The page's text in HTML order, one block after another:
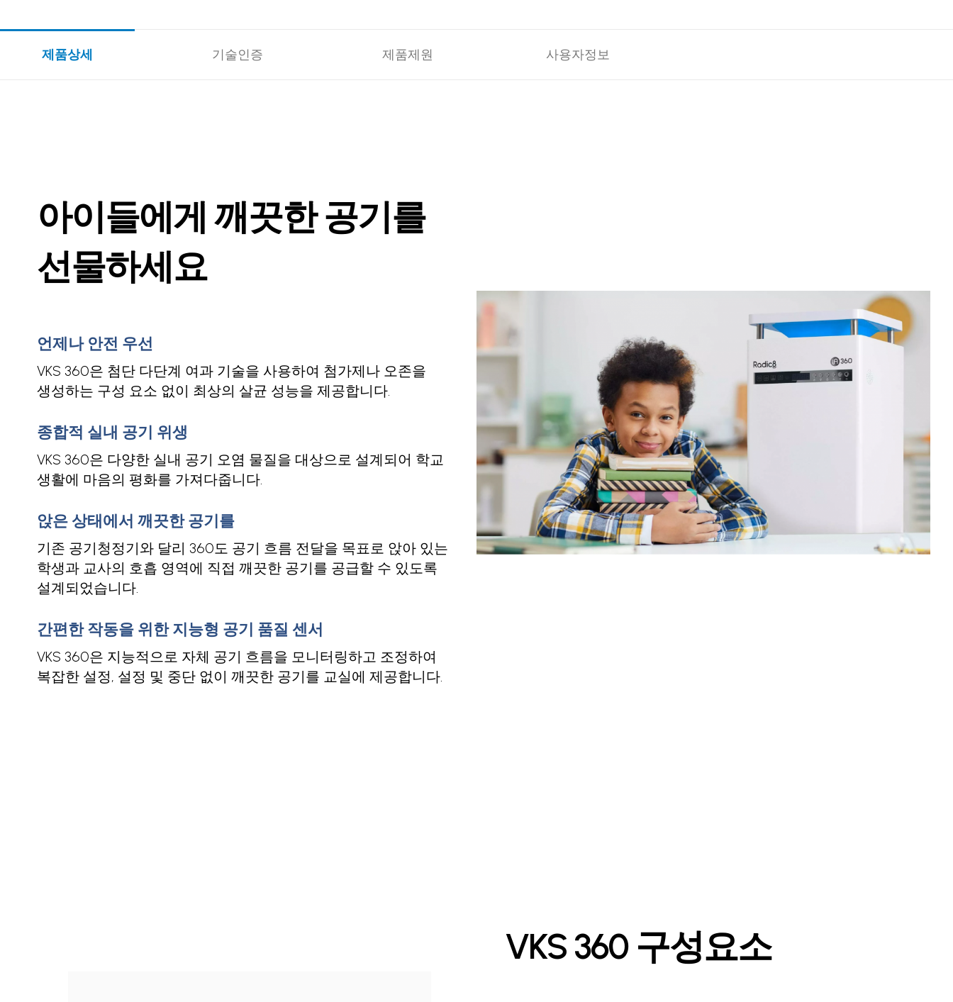
제품상세 기술인증 제품제원 사용자정보
아이들에게 깨끗한 공기를
선물하세요
언제나 안전 우선
VKS 360은 첨단 다단계 여과 기술을 사용하여 첨가제나 오존을
생성하는 구성 요소 없이 최상의 살균 성능을 제공합니다.
종합적 실내 공기 위생
VKS 360은 다양한 실내 공기 오염 물질을 대상으로 설계되어 학교
생활에 마음의 평화를 가져다줍니다.
앉은 상태에서 깨끗한 공기를
기존 공기청정기와 달리 360도 공기 흐름 전달을 목표로 앉아 있는
학생과 교사의 호흡 영역에 직접 깨끗한 공기를 공급할 수 있도록
설계되었습니다.
간편한 작동을 위한 지능형 공기 품질 센서
VKS 360은 지능적으로 자체 공기 흐름을 모니터링하고 조정하여
복잡한 설정, 설정 및 중단 없이 깨끗한 공기를 교실에 제공합니다.
VKS 360 구성요소